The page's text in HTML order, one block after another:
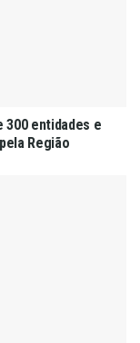
300 entidades e
Região